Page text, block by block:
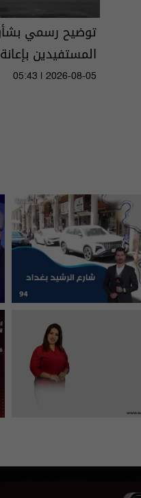
توضيح رسمي
المستفيدين
05:43 | 2026-08-05